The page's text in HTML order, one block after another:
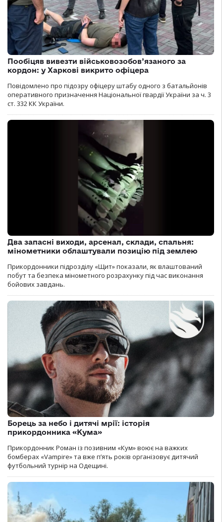
Пообіцяв вивезти військовозобов’язаного за
кордон: у Харкові викрито офіцера
Повідомлено про підозру офіцеру штабу одного з батальйонів
оперативного призначення Національної гвардії України за ч. 3
ст. 332 КК України.
Два запасні виходи, арсенал, склади, спальня:
мінометники облаштували позицію під землею
Прикордонники підрозділу «Щит» показали, як влаштований
побут та безпека мінометного розрахунку під час виконання
бойових завдань.
Борець за небо і дитячі мрії: історія
прикордонника «Кума»
Прикордонник Роман із позивним «Кум» воює на важких
бомберах «Vampire» та вже п’ять років організовує дитячий
футбольний турнір на Одещині.